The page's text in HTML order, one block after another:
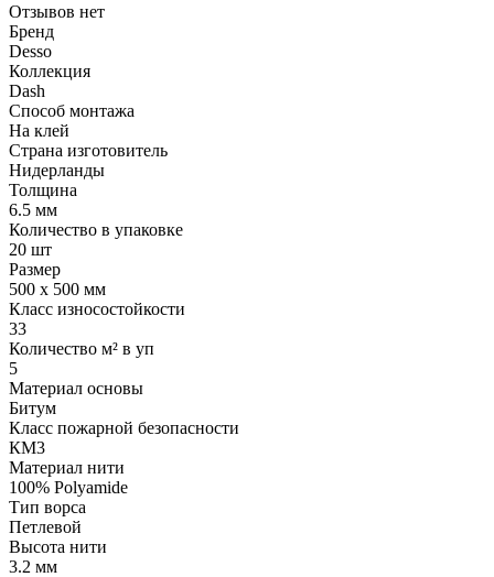
Отзывов нет
Бренд
Desso
Коллекция
Dash
Способ монтажа
На клей
Страна изготовитель
Нидерланды
Толщина
6.5 мм
Количество в упаковке
20 шт
Размер
500 x 500 мм
Класс износостойкости
33
Количество м² в уп
5
Материал основы
Битум
Класс пожарной безопасности
КМ3
Материал нити
100% Polyamide
Тип ворса
Петлевой
Высота нити
3.2 мм